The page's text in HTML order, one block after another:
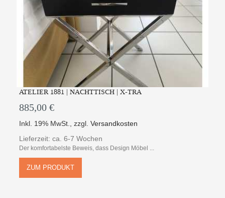
ATELIER 1881 | NACHTTISCH | X-TRA
885,00 €
Inkl. 19% MwSt. ,zzgl.Versandkosten
Lieferzeit: ca. 6-7 Wochen
Der komfortabelste Beweis, dass Design Möbel ...
ZUM PRODUKT